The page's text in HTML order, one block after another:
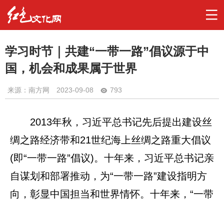
学习时节｜共建“一带一路”倡议源于中
国，机会和成果属于世界
来源：南方网 2023-09-08 793
2013年秋，习近平总书记先后提出建设丝
绸之路经济带和21世纪海上丝绸之路重大倡议
(即“一带一路”倡议)。十年来，习近平总书记亲
自谋划和部署推动，为“一带一路”建设指明方
向，彰显中国担当和世界情怀。十年来，“一带